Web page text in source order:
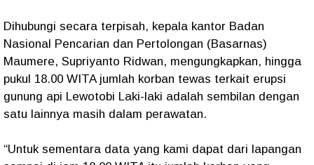
Dihubungi secara terpisah, kepala kantor Badan
Nasional Pencarian dan Pertolongan (Basarnas)
Maumere, Supriyanto Ridwan, mengungkapkan, hingga
pukul 18.00 WITA jumlah korban tewas terkait erupsi
gunung api Lewotobi Laki-laki adalah sembilan dengan
satu lainnya masih dalam perawatan.
“Untuk sementara data yang kami dapat dari lapangan